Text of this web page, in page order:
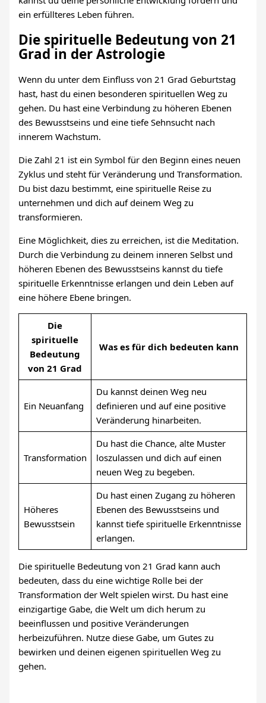
ein erfüllteres Leben führen.
Die spirituelle Bedeutung von 21
Grad in der Astrologie
Wenn du unter dem Einfluss von 21 Grad Geburtstag
hast, hast du einen besonderen spirituellen Weg zu
gehen. Du hast eine Verbindung zu höheren Ebenen
des Bewusstseins und eine tiefe Sehnsucht nach
innerem Wachstum.
Die Zahl 21 ist ein Symbol für den Beginn eines neuen
Zyklus und steht für Veränderung und Transformation.
Du bist dazu bestimmt, eine spirituelle Reise zu
unternehmen und dich auf deinem Weg zu
transformieren.
Eine Möglichkeit, dies zu erreichen, ist die Meditation.
Durch die Verbindung zu deinem inneren Selbst und
höheren Ebenen des Bewusstseins kannst du tiefe
spirituelle Erkenntnisse erlangen und dein Leben auf
eine höhere Ebene bringen.
Die
spirituelle
Bedeutung
von 21 Grad
Was es für dich bedeuten kann
Ein Neuanfang
Du kannst deinen Weg neu
definieren und auf eine positive
Veränderung hinarbeiten.
Transformation
Du hast die Chance, alte Muster
loszulassen und dich auf einen
neuen Weg zu begeben.
Höheres
Bewusstsein
Du hast einen Zugang zu höheren
Ebenen des Bewusstseins und
kannst tiefe spirituelle Erkenntnisse
erlangen.
Die spirituelle Bedeutung von 21 Grad kann auch
bedeuten, dass du eine wichtige Rolle bei der
Transformation der Welt spielen wirst. Du hast eine
einzigartige Gabe, die Welt um dich herum zu
beeinflussen und positive Veränderungen
herbeizuführen. Nutze diese Gabe, um Gutes zu
bewirken und deinen eigenen spirituellen Weg zu
gehen.